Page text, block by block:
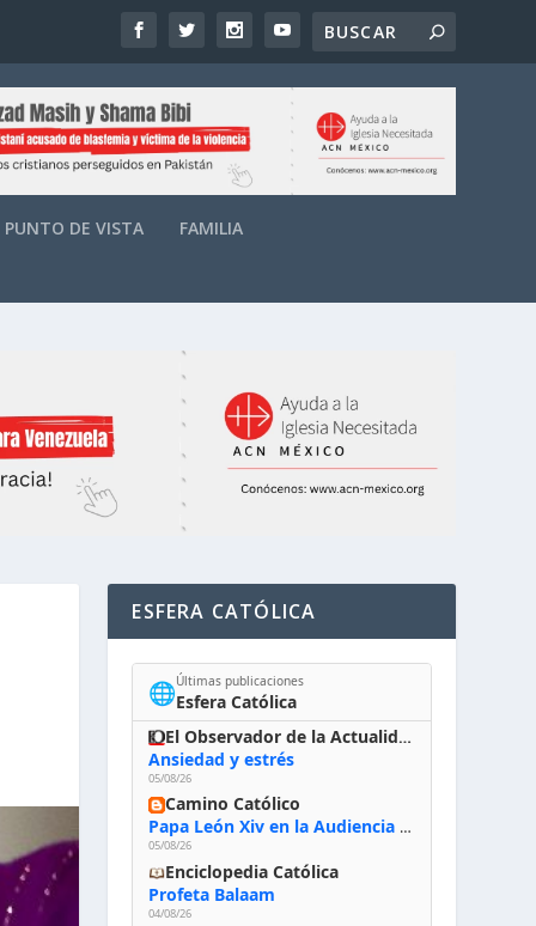
PUNTO DE VISTA FAMILIA
ESFERA CATÓLICA
🌐Últimas publicaciones
Esfera Católica
El Observador de la Actualidad
Ansiedad y estrés
05/08/26
Camino Católico
Papa León Xiv en la Audiencia General, 5-8-2026: «Dios en el primer puesto; la oración, nuestra primera obligación; la liturgia, la primera fuente de la vida divina que se nos comunica, la primera escuela de nuestra vida espiritual»
05/08/26
Enciclopedia Católica
Profeta Balaam
04/08/26